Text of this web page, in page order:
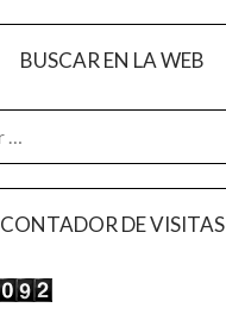
BUSCAR EN LA WEB
CONTADOR DE VISITAS